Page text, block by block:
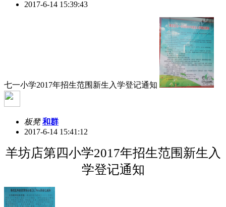
2017-6-14 15:39:43
七一小学2017年招生范围新生入学登记通知
板凳 和群
2017-6-14 15:41:12
羊坊店第四小学2017年招生范围新生入
学登记通知